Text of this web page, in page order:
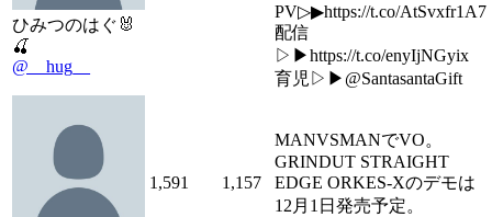
ひみつのはぐ🐰
🍒
@__hug__
PV▷▶︎https://t.co/AtSvxfr1A7
配信
▷▶︎https://t.co/enyIjNGyix
育児▷▶︎@SantasantaGift
1,591 1,157
MANVSMANでVO。
GRINDUT STRAIGHT
EDGE ORKES-Xのデモは
12月1日発売予定。